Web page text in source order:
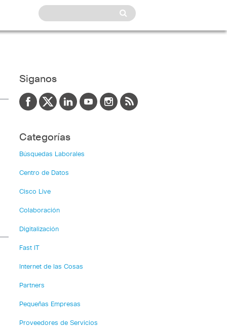
Siganos
Categorías
Búsquedas Laborales
Centro de Datos
Cisco Live
Colaboración
Digitalización
Fast IT
Internet de las Cosas
Partners
Pequeñas Empresas
Proveedores de Servicios